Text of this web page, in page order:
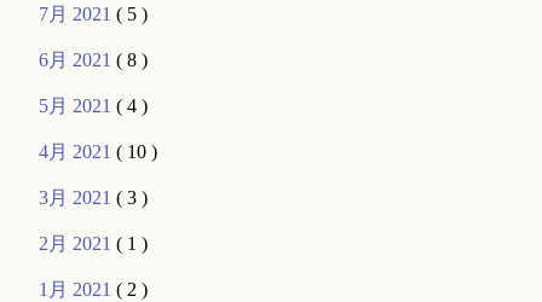
7月 2021( 5 )
6月 2021( 8 )
5月 2021( 4 )
4月 2021( 10 )
3月 2021( 3 )
2月 2021( 1 )
1月 2021( 2 )